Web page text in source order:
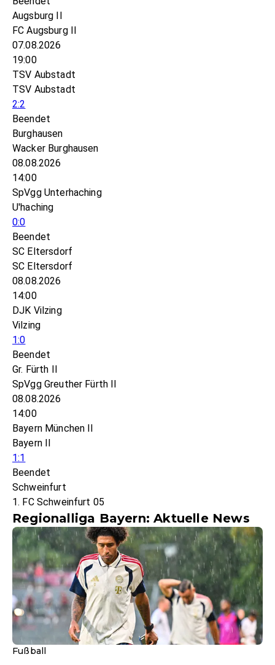
Augsburg II
FC Augsburg II
07.08.2026
19:00
TSV Aubstadt
TSV Aubstadt
2:2
Beendet
Burghausen
Wacker Burghausen
08.08.2026
14:00
SpVgg Unterhaching
U'haching
0:0
Beendet
SC Eltersdorf
SC Eltersdorf
08.08.2026
14:00
DJK Vilzing
Vilzing
1:0
Beendet
Gr. Fürth II
SpVgg Greuther Fürth II
08.08.2026
14:00
Bayern München II
Bayern II
1:1
Beendet
Schweinfurt
1. FC Schweinfurt 05
Regionalliga Bayern: Aktuelle News
Fußball